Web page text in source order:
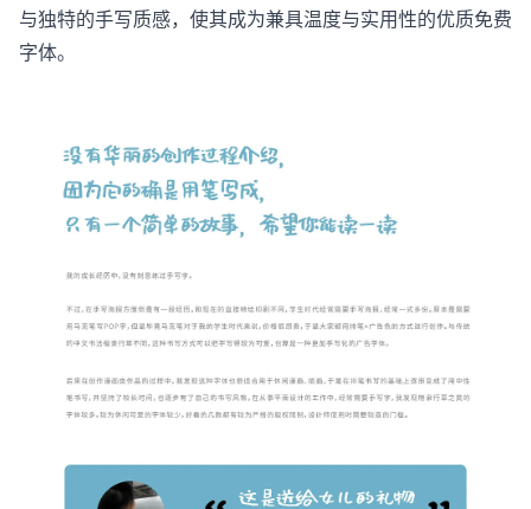
与独特的手写质感，使其成为兼具温度与实用性的优质免费
字体。